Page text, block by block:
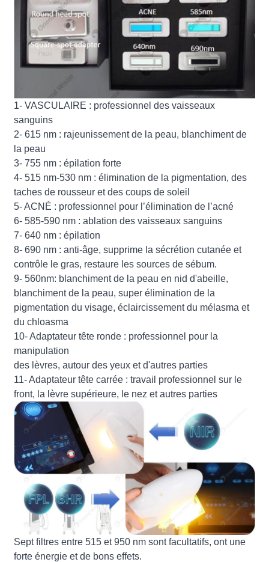
1- VASCULAIRE : professionnel des vaisseaux
sanguins
2- 615 nm : rajeunissement de la peau, blanchiment de
la peau
3- 755 nm : épilation forte
4- 515 nm-530 nm : élimination de la pigmentation, des
taches de rousseur et des coups de soleil
5- ACNÉ : professionnel pour l’élimination de l’acné
6- 585-590 nm : ablation des vaisseaux sanguins
7- 640 nm : épilation
8- 690 nm : anti-âge, supprime la sécrétion cutanée et
contrôle le gras, restaure les sources de sébum.
9- 560nm: blanchiment de la peau en nid d'abeille,
blanchiment de la peau, super élimination de la
pigmentation du visage, éclaircissement du mélasma et
du chloasma
10- Adaptateur tête ronde : professionnel pour la
manipulation
des lèvres, autour des yeux et d'autres parties
11- Adaptateur tête carrée : travail professionnel sur le
front, la lèvre supérieure, le nez et autres parties
Sept filtres entre 515 et 950 nm sont facultatifs, ont une
forte énergie et de bons effets.